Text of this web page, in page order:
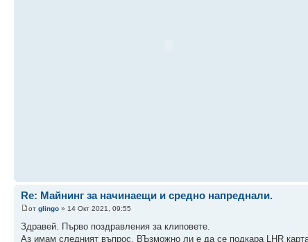
Re: Майнинг за начинаещи и средно напреднали.
от glingo » 14 Окт 2021, 09:55
Здравей. Първо поздравления за клиповете.
Аз имам следният въпрос. ВЪзможно ли е да се подкара LHR